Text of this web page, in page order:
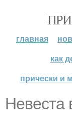
главная
как
прически и
Невеста